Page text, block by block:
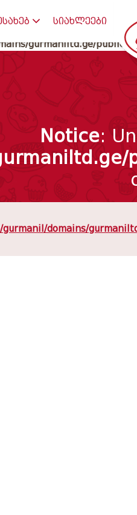
gurmaniltd.ge/
სიახლეები
gurmaniltd.ge/
Notice:
gurmanil/domains/